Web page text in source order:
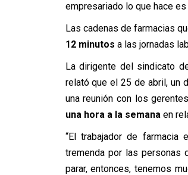
empresariado lo que hace es
Las cadenas de farmacias
12 minutos a las jornadas
La dirigente del sindicato
relató que el 25 de abril, un
una reunión con los
una hora a la semanaen
“El trabajador de
tremenda por las personas
parar, entonces, tenemos